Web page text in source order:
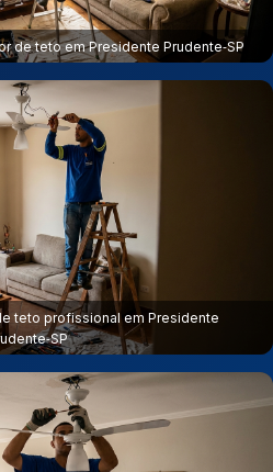
de teto em Presidente Prudente‑SP
teto profissional em Presidente